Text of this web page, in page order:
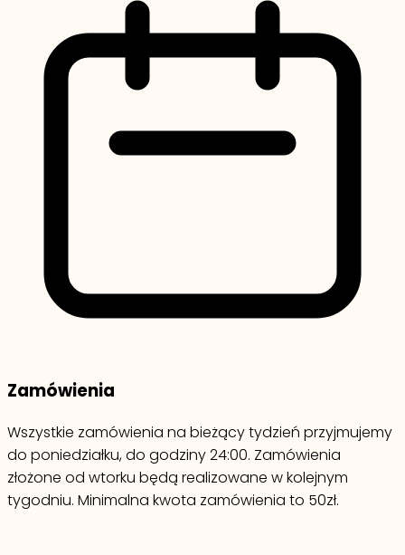
Zamówienia
Wszystkie zamówienia na bieżący tydzień przyjmujemy
do poniedziałku, do godziny 24:00. Zamówienia
złożone od wtorku będą realizowane w kolejnym
tygodniu. Minimalna kwota zamówienia to 50zł.